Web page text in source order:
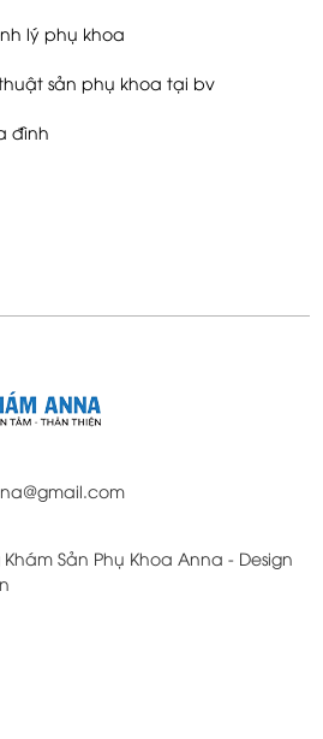
lý phụ khoa
sản phụ khoa tại bv
đình
Sản Phụ Khoa Anna - Design